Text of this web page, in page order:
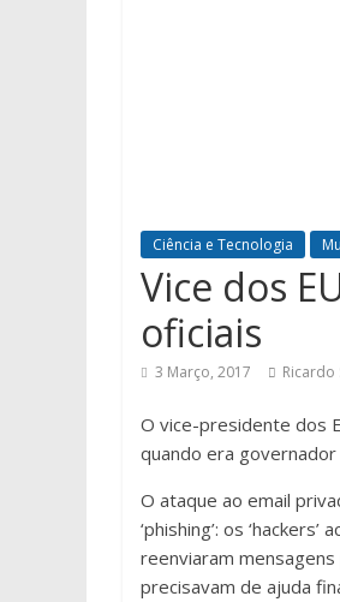
Ciência e Tecnologia
Vice dos
oficiais
3 Março, 2017 Ricardo
O vice-presidente dos
quando era
O ataque ao email
‘phishing’: os
reenviaram
precisavam de ajuda